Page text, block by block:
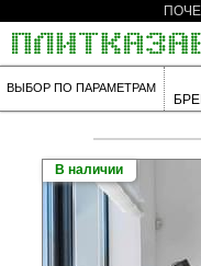
ВЫБОР ПО ПАРАМЕТРАМ
В наличии